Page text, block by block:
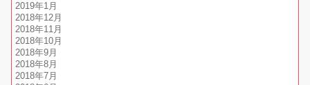
2019年1月
2018年12月
2018年11月
2018年10月
2018年9月
2018年8月
2018年7月